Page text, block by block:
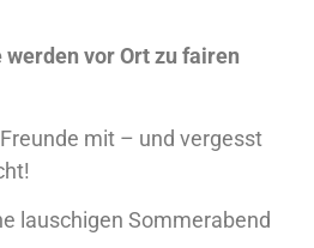
vor Ort zu fairen
mit – und vergesst
lauschigen Sommerabend